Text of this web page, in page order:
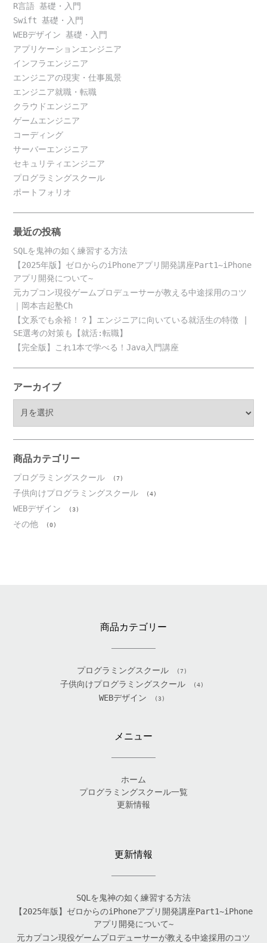
R言語 基礎・入門
Swift 基礎・入門
WEBデザイン 基礎・入門
アプリケーションエンジニア
インフラエンジニア
エンジニアの現実・仕事風景
エンジニア就職・転職
クラウドエンジニア
ゲームエンジニア
コーディング
サーバーエンジニア
セキュリティエンジニア
プログラミングスクール
ポートフォリオ
最近の投稿
SQLを鬼神の如く練習する方法
【2025年版】ゼロからのiPhoneアプリ開発講座Part1~iPhone
アプリ開発について~
元カプコン現役ゲームプロデューサーが教える中途採用のコツ
｜岡本吉起塾Ch
【文系でも余裕！？】エンジニアに向いている就活生の特徴 |
SE選考の対策も【就活:転職】
【完全版】これ1本で学べる！Java入門講座
アーカイブ
ブ
商品カテゴリー
プログラミングスクール (7)
子供向けプログラミングスクール (4)
WEBデザイン (3)
その他 (0)
商品カテゴリー
プログラミングスクール (7)
子供向けプログラミングスクール (4)
WEBデザイン (3)
メニュー
ホーム
プログラミングスクール一覧
更新情報
更新情報
SQLを鬼神の如く練習する方法
【2025年版】ゼロからのiPhoneアプリ開発講座Part1~iPhone
アプリ開発について~
元カプコン現役ゲームプロデューサーが教える中途採用のコツ